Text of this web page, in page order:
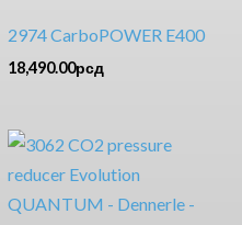
2974 CarboPOWER E400
18,490.00рсд